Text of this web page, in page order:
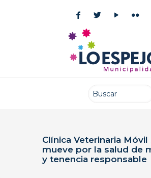
Clínica Veterinaria Móvil
mueve por la salud de
y tenencia responsable